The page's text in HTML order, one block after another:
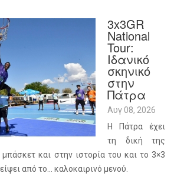
3x3GR
National
Tour:
Ιδανικό
σκηνικό
στην
Πάτρα
Αυγ 08, 2026
Η Πάτρα έχει
τη δική της
και στην ιστορία του και το 3×3
από το… καλοκαιρινό μενού.